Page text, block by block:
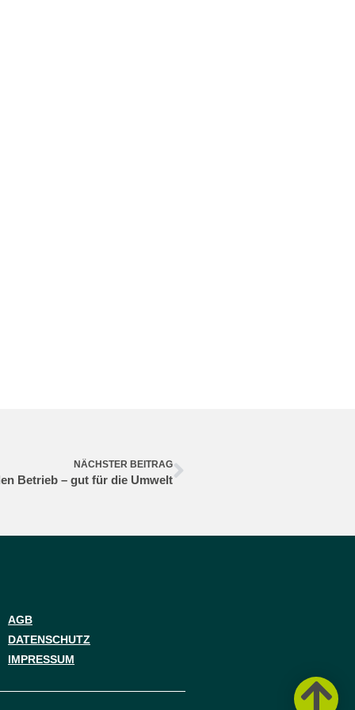
NÄCHSTER BEITRAG
Betrieb – gut für die Umwelt
AGB
DATENSCHUTZ
IMPRESSUM